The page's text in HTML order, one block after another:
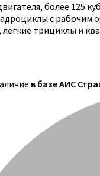
более 125
с рабочим
трициклы и
в базе АИС